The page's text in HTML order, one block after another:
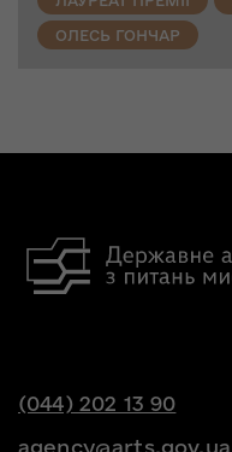
ОЛЕСЬ ГОНЧАР
(044) 202 13 90
agency@arts.gov.ua